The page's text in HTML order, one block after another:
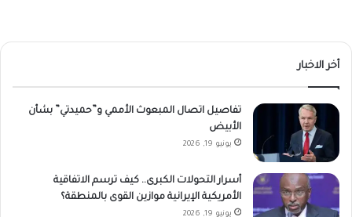
أخر الاخبار
تفاصيل اتصال المبعوث الأممي و”حميدتي” بشأن
الأبيض
يونيو 19, 2026
أسرار التحولات الكبرى.. كيف ترسم الاتفاقية
الأمريكية الإيرانية موازين القوى بالمنطقة؟
يونيو 19, 2026